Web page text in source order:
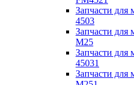
Запчасти для
4503
Запчасти для
M25
Запчасти для
45031
Запчасти для